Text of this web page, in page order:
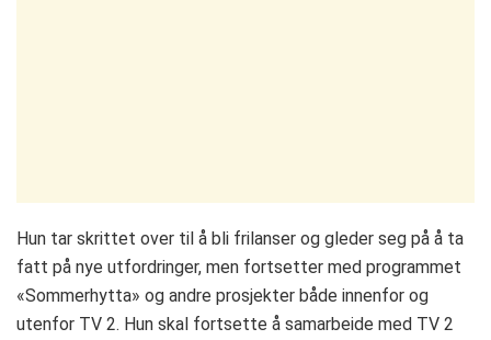
Hun tar skrittet over til å bli frilanser og gleder seg på å ta
fatt på nye utfordringer, men fortsetter med programmet
«Sommerhytta» og andre prosjekter både innenfor og
utenfor TV 2. Hun skal fortsette å samarbeide med TV 2